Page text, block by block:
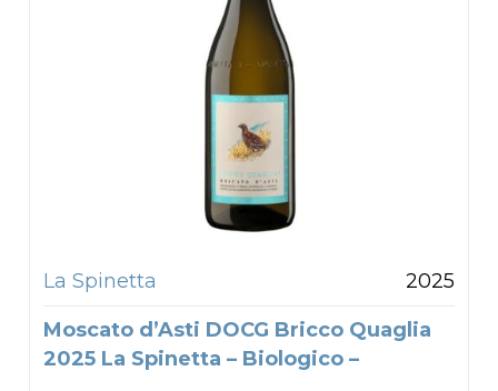
La Spinetta
2025
Moscato d’Asti DOCG Bricco Quaglia
2025 La Spinetta – Biologico –